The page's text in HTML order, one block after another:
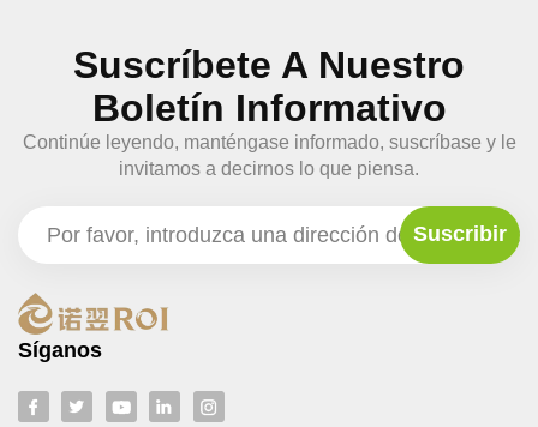
Suscríbete A Nuestro
Boletín Informativo
Continúe leyendo, manténgase informado, suscríbase y le
invitamos a decirnos lo que piensa.
Síganos